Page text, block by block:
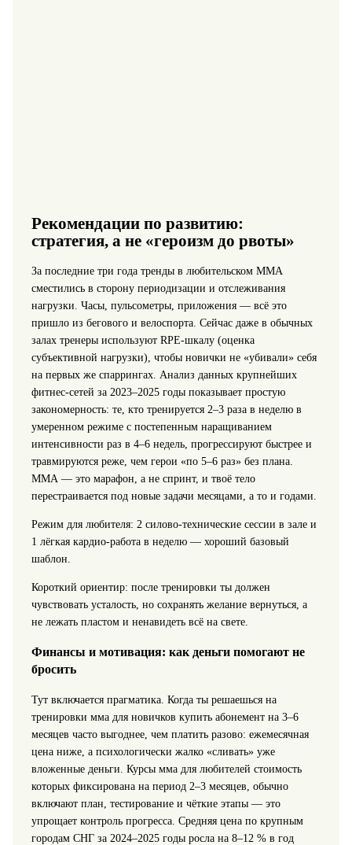
Рекомендации по развитию:
стратегия, а не «героизм до рвоты»
За последние три года тренды в любительском ММА
сместились в сторону периодизации и отслеживания
нагрузки. Часы, пульсометры, приложения — всё это
пришло из бегового и велоспорта. Сейчас даже в обычных
залах тренеры используют RPE‑шкалу (оценка
субъективной нагрузки), чтобы новички не «убивали» себя
на первых же спаррингах. Анализ данных крупнейших
фитнес‑сетей за 2023–2025 годы показывает простую
закономерность: те, кто тренируется 2–3 раза в неделю в
умеренном режиме с постепенным наращиванием
интенсивности раз в 4–6 недель, прогрессируют быстрее и
травмируются реже, чем герои «по 5–6 раз» без плана.
ММА — это марафон, а не спринт, и твоё тело
перестраивается под новые задачи месяцами, а то и годами.
Режим для любителя: 2 силово‑технические сессии в зале и
1 лёгкая кардио‑работа в неделю — хороший базовый
шаблон.
Короткий ориентир: после тренировки ты должен
чувствовать усталость, но сохранять желание вернуться, а
не лежать пластом и ненавидеть всё на свете.
Финансы и мотивация: как деньги помогают не
бросить
Тут включается прагматика. Когда ты решаешься на
тренировки мма для новичков купить абонемент на 3–6
месяцев часто выгоднее, чем платить разово: ежемесячная
цена ниже, а психологически жалко «сливать» уже
вложенные деньги. Курсы мма для любителей стоимость
которых фиксирована на период 2–3 месяцев, обычно
включают план, тестирование и чёткие этапы — это
упрощает контроль прогресса. Средняя цена по крупным
городам СНГ за 2024–2025 годы росла на 8–12 % в год